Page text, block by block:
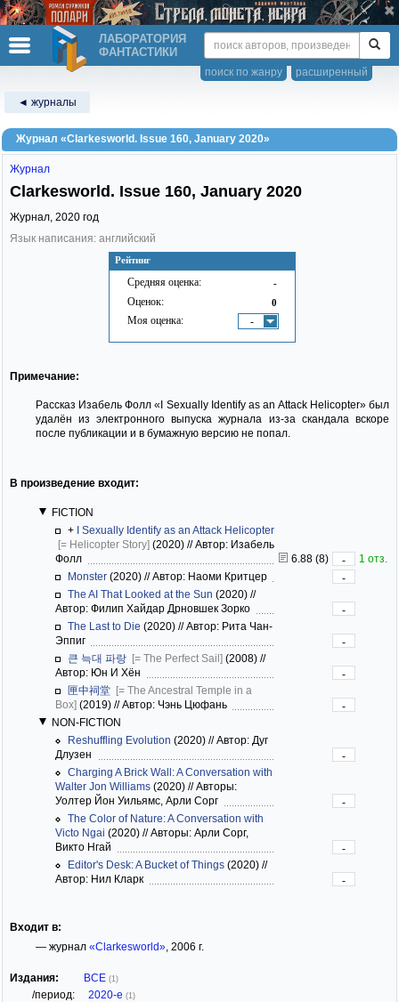
ЛАБОРАТОРИЯ
ФАНТАСТИКИ
расширенный
поиск по жанру
◄ журналы
Журнал «Clarkesworld. Issue 160, January 2020»
Рейтинг
Средняя оценка: -
Оценок: 0
Моя оценка: -
Журнал
Clarkesworld. Issue 160, January 2020
Журнал, 2020 год
Язык написания: английский
Примечание:
Рассказ Изабель Фолл «I Sexually Identify as an Attack Helicopter» был
удалён из электронного выпуска журнала из-за скандала вскоре
после публикации и в бумажную версию не попал.
В произведение входит:
FICTION
+ I Sexually Identify as an Attack Helicopter
[= Helicopter Story] (2020) //Автор: Изабель
Фолл
6.88 (8) -
1 отз.
Monster (2020) //Автор: Наоми Критцер
-
The AI That Looked at the Sun (2020) //
Автор: Филип Хайдар Дрновшек Зорко
-
The Last to Die (2020) //Автор: Рита Чан-
Эппиг
-
큰 늑대 파랑 [= The Perfect Sail] (2008) //
Автор: Юн И Хён
-
匣中祠堂 [= The Ancestral Temple in a
Box] (2019) //Автор: Чэнь Цюфань
-
NON-FICTION
Reshuffling Evolution (2020) //Автор: Дуг
Длузен
-
Charging A Brick Wall: A Conversation with
Walter Jon Williams (2020) //Авторы:
Уолтер Йон Уильямс, Арли Сорг
-
The Color of Nature: A Conversation with
Victo Ngai (2020) //Авторы: Арли Сорг,
Викто Нгай
-
Editor's Desk: A Bucket of Things (2020) //
Автор: Нил Кларк
-
Входит в:
— журнал «Clarkesworld», 2006 г.
Издания: ВСЕ (1)
/период: 2020-е (1)